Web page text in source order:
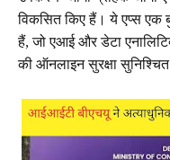
विकसित किए हैं। ये एप्स एक
हैं, जो एआई और डेटा
की ऑनलाइन सुरक्षा